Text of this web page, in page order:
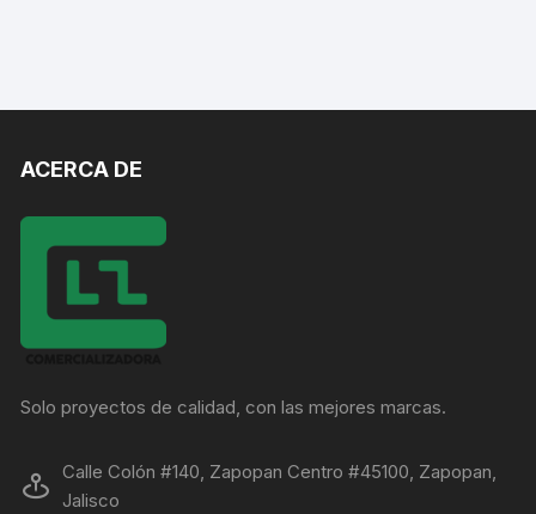
ACERCA DE
Solo proyectos de calidad, con las mejores marcas.
Calle Colón #140, Zapopan Centro #45100, Zapopan,
Jalisco